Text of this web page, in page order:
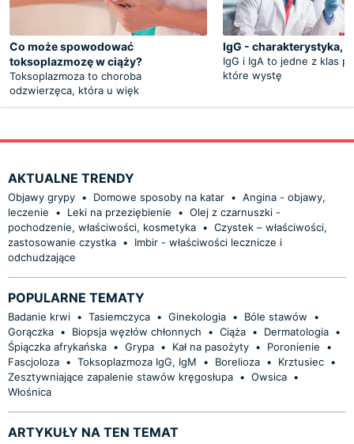
Co może spowodować
toksoplazmozę w ciąży?
Toksoplazmoza to choroba
odzwierzęca, która u więk
IgG - charakterystyka,
IgG i IgA to jedne z klas
które wystę
AKTUALNE TRENDY
Objawy grypy • Domowe sposoby na katar • Angina - objawy,
leczenie
• Leki na przeziębienie • Olej z czarnuszki -
pochodzenie, właściwości, kosmetyka • Czystek – właściwości,
zastosowanie czystka •
Imbir - właściwości lecznicze i
odchudzające
POPULARNE TEMATY
Badanie krwi • Tasiemczyca • Ginekologia • Bóle stawów
•
Gorączka • Biopsja węzłów chłonnych • Ciąża • Dermatologia •
Śpiączka afrykańska • Grypa • Kał na pasożyty • Poronienie
•
Fascjoloza • Toksoplazmoza IgG, IgM • Borelioza • Krztusiec •
Zesztywniające zapalenie stawów kręgosłupa • Owsica •
Włośnica
ARTYKUŁY NA TEN TEMAT